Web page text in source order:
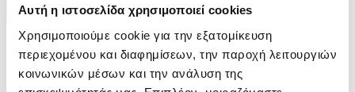
Αυτή η ιστοσελίδα χρησιμοποιεί cookies
Χρησιμοποιούμε cookie για την εξατομίκευση
περιεχομένου και διαφημίσεων, την παροχή λειτουργιών
κοινωνικών μέσων και την ανάλυση της
8 Φωτογραφίες
27/07/2026 18:54
Κοινοπολιτειακοί αγώνες στην Γλασκώβη